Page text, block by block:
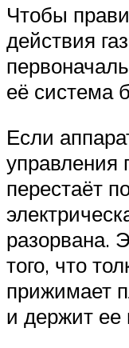
Чтобы
действия
её система
Если
управления
перестаёт
разорвана.
того, что
прижимает
и держит